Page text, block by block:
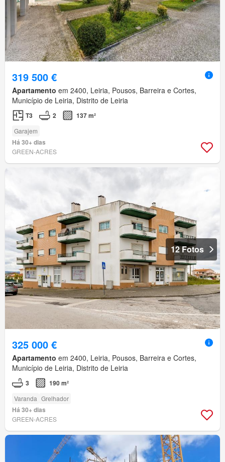
319 500 €
Apartamento em 2400, Leiria, Pousos, Barreira e Cortes,
Município de Leiria, Distrito de Leiria
T3 2 137 m²
Garajem
Há 30+ dias
GREEN-ACRES
12 Fotos
325 000 €
Apartamento em 2400, Leiria, Pousos, Barreira e Cortes,
Município de Leiria, Distrito de Leiria
3 190 m²
Varanda Grelhador
Há 30+ dias
GREEN-ACRES